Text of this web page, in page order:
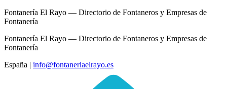
Fontanería El Rayo — Directorio de Fontaneros y Empresas de
Fontanería
Fontanería El Rayo — Directorio de Fontaneros y Empresas de
Fontanería
España | info@fontaneriaelrayo.es